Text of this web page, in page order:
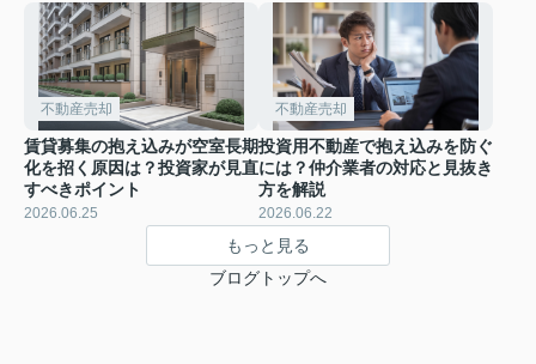
不動産売却
賃貸募集の抱え込みが空室長期
化を招く原因は？投資家が見直
すべきポイント
2026.06.25
不動産売却
投資用不動産で抱え込みを防ぐ
には？仲介業者の対応と見抜き
方を解説
2026.06.22
もっと見る
ブログトップへ